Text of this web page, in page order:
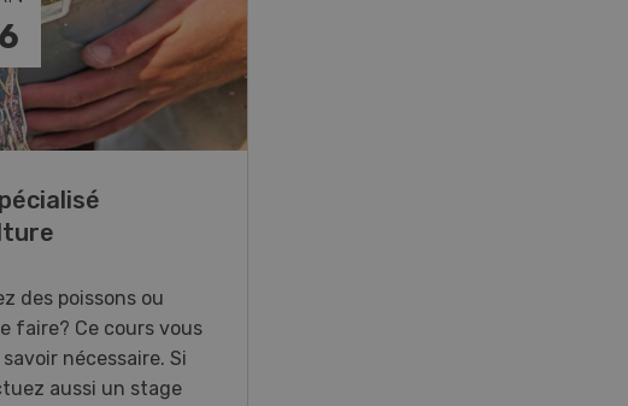
des poissons ou
faire? Ce cours vous
nécessaire. Si
aussi un stage